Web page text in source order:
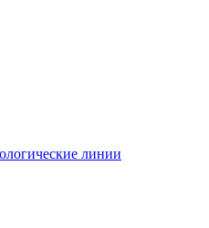
линии